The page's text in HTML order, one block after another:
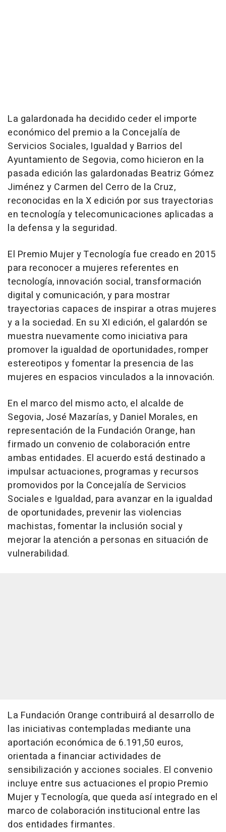
La galardonada ha decidido ceder el importe
económico del premio a la Concejalía de
Servicios Sociales, Igualdad y Barrios del
Ayuntamiento de Segovia, como hicieron en la
pasada edición las galardonadas Beatriz Gómez
Jiménez y Carmen del Cerro de la Cruz,
reconocidas en la X edición por sus trayectorias
en tecnología y telecomunicaciones aplicadas a
la defensa y la seguridad.
El Premio Mujer y Tecnología fue creado en 2015
para reconocer a mujeres referentes en
tecnología, innovación social, transformación
digital y comunicación, y para mostrar
trayectorias capaces de inspirar a otras mujeres
y a la sociedad. En su XI edición, el galardón se
muestra nuevamente como iniciativa para
promover la igualdad de oportunidades, romper
estereotipos y fomentar la presencia de las
mujeres en espacios vinculados a la innovación.
En el marco del mismo acto, el alcalde de
Segovia, José Mazarías, y Daniel Morales, en
representación de la Fundación Orange, han
firmado un convenio de colaboración entre
ambas entidades. El acuerdo está destinado a
impulsar actuaciones, programas y recursos
promovidos por la Concejalía de Servicios
Sociales e Igualdad, para avanzar en la igualdad
de oportunidades, prevenir las violencias
machistas, fomentar la inclusión social y
mejorar la atención a personas en situación de
vulnerabilidad.
La Fundación Orange contribuirá al desarrollo de
las iniciativas contempladas mediante una
aportación económica de 6.191,50 euros,
orientada a financiar actividades de
sensibilización y acciones sociales. El convenio
incluye entre sus actuaciones el propio Premio
Mujer y Tecnología, que queda así integrado en el
marco de colaboración institucional entre las
dos entidades firmantes.